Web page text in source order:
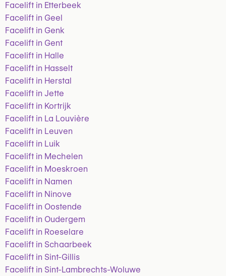
Facelift in Etterbeek
Facelift in Geel
Facelift in Genk
Facelift in Gent
Facelift in Halle
Facelift in Hasselt
Facelift in Herstal
Facelift in Jette
Facelift in Kortrijk
Facelift in La Louvière
Facelift in Leuven
Facelift in Luik
Facelift in Mechelen
Facelift in Moeskroen
Facelift in Namen
Facelift in Ninove
Facelift in Oostende
Facelift in Oudergem
Facelift in Roeselare
Facelift in Schaarbeek
Facelift in Sint-Gillis
Facelift in Sint-Lambrechts-Woluwe